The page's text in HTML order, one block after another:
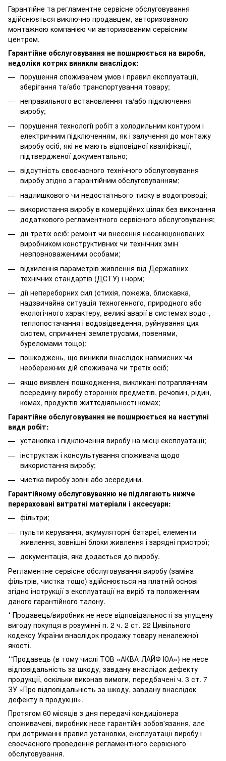
Гарантійне та регламентне сервісне обслуговування
здійснюється виключно продавцем, авторизованою
монтажною компанією чи авторизованим сервісним
центром.
Гарантійне обслуговування не поширюється на вироби,
недоліки котрих виникли внаслідок:
порушення споживачем умов і правил експлуатації,
зберігання та/або транспортування товару;
неправильного встановлення та/або підключення
виробу;
порушення технології робіт з холодильним контуром і
електричним підключенням, як і залучення до монтажу
виробу осіб, які не мають відповідної кваліфікації,
підтвердженої документально;
відсутність своєчасного технічного обслуговування
виробу згідно з гарантійним обслуговуванням;
надлишкового чи недостатнього тиску в водопроводі;
використання виробу в комерційних цілях без виконання
додаткового регламентного сервісного обслуговування;
дії третіх осіб: ремонт чи внесення несанкціонованих
виробником конструктивних чи технічних змін
невповноваженими особами;
відхилення параметрів живлення від Державних
технічних стандартів (ДСТУ) і норм;
дії непереборних сил (стихія, пожежа, блискавка,
надзвичайна ситуація техногенного, природного або
екологічного характеру, великі аварії в системах водо-,
теплопостачання і водовідведення, руйнування цих
систем, спричинені землетрусами, повенями,
буреломами тощо);
пошкоджень, що виникли внаслідок навмисних чи
необережних дій споживача чи третіх осіб;
якщо виявлені пошкодження, викликані потраплянням
всередину виробу сторонніх предметів, речовин, рідин,
комах, продуктів життєдіяльності комах;
Гарантійне обслуговування не поширюється на наступні
види робіт:
установка і підключення виробу на місці експлуатації;
інструктаж і консультування споживача щодо
використання виробу;
чистка виробу зовні або зсередини.
Гарантійному обслуговуванню не підлягають нижче
перераховані витратні матеріали і аксесуари:
фільтри;
пульти керування, акумуляторні батареї, елементи
живлення, зовнішні блоки живлення і зарядні пристрої;
документація, яка додається до виробу.
Регламентне сервісне обслуговування виробу (заміна
фільтрів, чистка тощо) здійснюється на платній основі
згідно інструкції з експлуатації на виріб та положенням
даного гарантійного талону.
* Продавець/виробник не несе відповідальності за упущену
вигоду покупця в розумінні п. 2 ч. 2 ст. 22 Цивільного
кодексу України внаслідок продажу товару неналежної
якості.
**Продавець (в тому числі ТОВ «АКВА-ЛАЙФ ЮА») не несе
відповідальність за шкоду, завдану внаслідок дефекту
продукції, оскільки виконав вимоги, передбачені ч. 3 ст. 7
ЗУ «Про відповідальність за шкоду, завдану внаслідок
дефекту в продукції».
Протягом 60 місяців з дня передачі кондиціонера
споживачеві, виробник несе гарантійні зобов'язання, але
при дотриманні правил установки, експлуатації виробу і
своєчасного проведення регламентного сервісного
обслуговування.